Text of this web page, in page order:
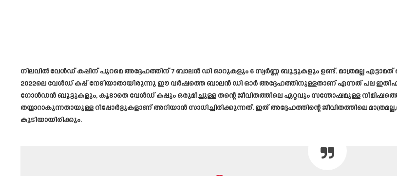
നിലവിൽ വേൾഡ് കപ്പിന് പുറമെ അദ്ദേഹത്തിന് 7 ബാലൻ ഡി ഓറുകളും 6 സ്വർണ്ണ ബൂട്ടുകളും ഉണ്ട്. മാത്രമല്ല
2022ലെ വേൾഡ് കപ്പ് നേടിയാതായിരുന്നു ഈ വർഷത്തെ ബാലൻ ഡി ഓർ അദ്ദേഹത്തിനുള്ളതാണ് എന്നത് പല
ഗോൾഡൻ ബൂട്ടുകളും, കൂടാതെ വേൾഡ് കപ്പും ഒരുമിച്ചുള്ള തന്റെ ജീവിതത്തിലെ ഏറ്റവും സന്തോഷമുള്ള
തയ്യാറാകുന്നതായുള്ള റിപ്പോർട്ടുകളാണ് അറിയാൻ സാധിച്ചിരിക്കുന്നത്. ഇത് അദ്ദേഹത്തിന്റെ ജീവിതത്തിലെ
കൂടിയായിരിക്കും.